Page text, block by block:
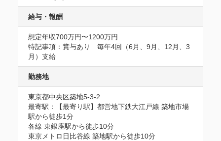
給与・報酬
想定年収700万円〜1200万円
特記事項：賞与あり　毎年4回（6⽉、9⽉、12⽉、3
⽉）⽀給
勤務地
東京都中央区築地5-3-2
最寄駅：【最寄り駅】都営地下鉄大江戸線 築地市場
駅から徒歩1分
各線 東銀座駅から徒歩10分
東京メトロ日比谷線 築地駅から徒歩10分